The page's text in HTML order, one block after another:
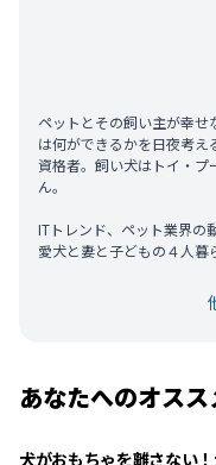
ペットとその飼い主が幸せ
は何ができるかを日夜考
資格者。飼い犬はトイ・プ
ん。
ITトレンド、ペット業界の
愛犬と妻と子どもの４人暮
あなたへのオスス
犬がおもちゃを離さない